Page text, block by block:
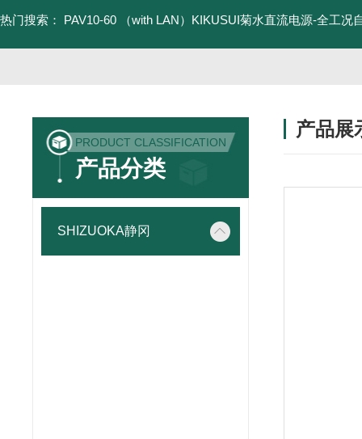
热门搜索： PAV10-60 （with LAN）KIKUSUI菊水直流电源-全工况
PRODUCT CLASSIFICATION
产品分类
SHIZUOKA静冈
产品展